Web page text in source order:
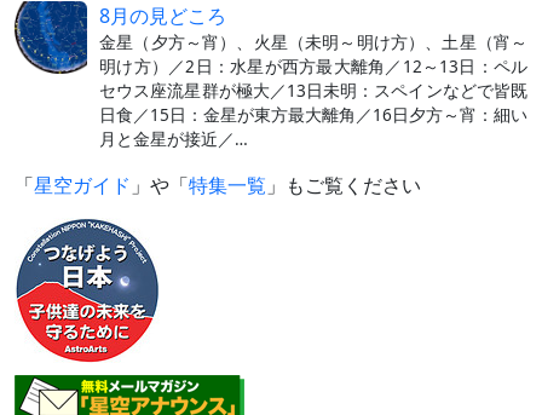
8月の見どころ
金星（夕方～宵）、火星（未明～明け方）、土星（宵～
明け方）／2日：水星が西方最大離角／12～13日：ペル
セウス座流星群が極大／13日未明：スペインなどで皆既
日食／15日：金星が東方最大離角／16日夕方～宵：細い
月と金星が接近／…
「星空ガイド 」や「特集一覧 」もご覧ください